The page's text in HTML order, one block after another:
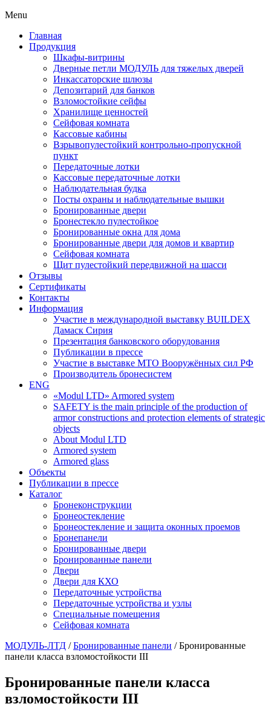
Menu
Главная
Продукция
Шкафы-витрины
Дверные петли МОДУЛЬ для тяжелых дверей
Инкассаторские шлюзы
Депозитарий для банков
Взломостойкие сейфы
Хранилище ценностей
Сейфовая комната
Кассовые кабины
Взрывопулестойкий контрольно-пропускной
пункт
Передаточные лотки
Кассовые передаточные лотки
Наблюдательная будка
Посты охраны и наблюдательные вышки
Бронированные двери
Бронестекло пулестойкое
Бронированные окна для дома
Бронированные двери для домов и квартир
Сейфовая комната
Щит пулестойкий передвижной на шасси
Отзывы
Сертификаты
Контакты
Информация
Участие в международной выставку BUILDEX
Дамаск Сирия
Презентация банковского оборудования
Публикации в прессе
Участие в выставке МТО Вооружённых сил РФ
Производитель бронесистем
ENG
«Modul LTD» Armored system
SAFETY is the main principle of the production of
armor constructions and protection elements of strategic
objects
About Modul LTD
Armored system
Armored glass
Объекты
Публикации в прессе
Каталог
Бронеконструкции
Бронеостекление
Бронеостекление и защита оконных проемов
Бронепанели
Бронированные двери
Бронированные панели
Двери
Двери для КХО
Передаточные устройства
Передаточные устройства и узлы
Специальные помещения
Сейфовая комната
МОДУЛЬ-ЛТД /Бронированные панели /Бронированные
панели класса взломостойкости III
Бронированные панели класса
взломостойкости III